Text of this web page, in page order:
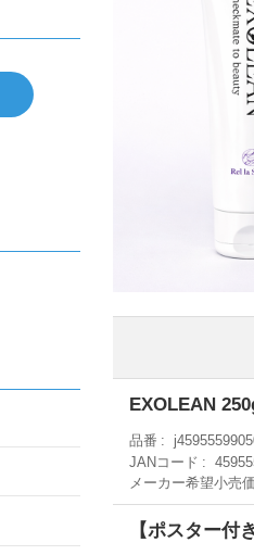
EXOLEAN
品番
JANコード
メーカー希望小売
【ポスター付